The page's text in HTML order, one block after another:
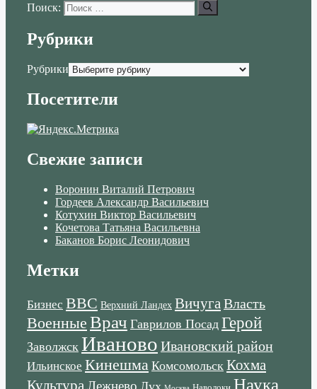
Поиск:
Рубрики
Рубрики
Посетители
Свежие записи
Воронин Виталий Петрович
Гордеев Александр Васильевич
Котухин Виктор Васильевич
Кочетова Татьяна Васильевна
Баканов Борис Леонидович
Метки
Бизнес ВВС Верхний Ландех ВичугаВласть
Военные Врач Гаврилов Посад Герой
Заволжск Иваново Ивановский район
Ильинское Кинешма Комсомольск Кохма
Культура Лежнево Лух Наука